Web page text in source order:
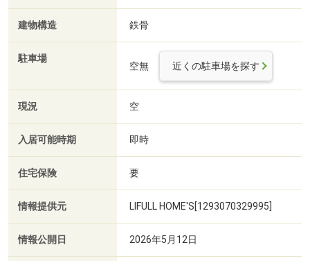
建物構造 鉄骨
駐車場
空無 近くの駐車場を探す
現況 空
入居可能時期 即時
住宅保険 要
情報提供元 LIFULL HOME'S[1293070329995]
情報公開日 2026年5月12日